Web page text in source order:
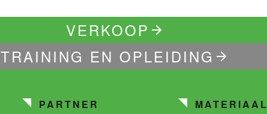
VERKOOP
TRAINING EN OPLEIDING
MATERIAAL
PARTNER